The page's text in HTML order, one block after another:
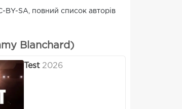
BY-SA, повний список авторів
Blanchard)
Test 2026